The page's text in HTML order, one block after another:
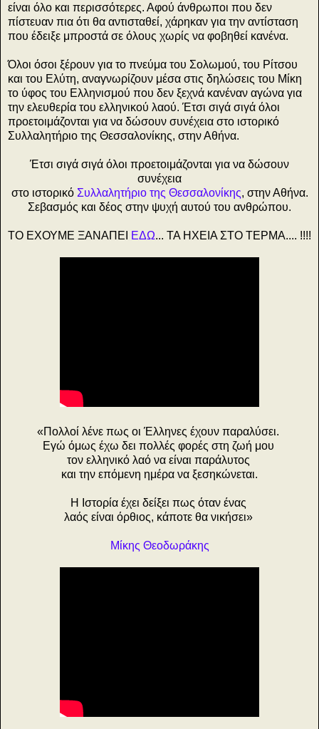
είναι όλο και περισσότερες. Αφού άνθρωποι που δεν
πίστευαν πια ότι θα αντισταθεί, χάρηκαν για την αντίσταση
που έδειξε μπροστά σε όλους χωρίς να φοβηθεί κανένα.
Όλοι όσοι ξέρουν για το πνεύμα του Σολωμού, του Ρίτσου
και του Ελύτη, αναγνωρίζουν μέσα στις δηλώσεις του Μίκη
το ύφος του Ελληνισμού που δεν ξεχνά κανέναν αγώνα για
την ελευθερία του ελληνικού λαού. Έτσι σιγά σιγά όλοι
προετοιμάζονται για να δώσουν συνέχεια στο ιστορικό
Συλλαλητήριο της Θεσσαλονίκης, στην Αθήνα.
Έτσι σιγά σιγά όλοι προετοιμάζονται για να δώσουν
συνέχεια
στο ιστορικό Συλλαλητήριο της Θεσσαλονίκης, στην Αθήνα.
Σεβασμός και δέος στην ψυχή αυτού του ανθρώπου.
ΤΟ ΕΧΟΥΜΕ ΞΑΝΑΠΕΙ ΕΔΩ... ΤΑ ΗΧΕΙΑ ΣΤΟ ΤΕΡΜΑ.... !!!!
«Πολλοί λένε πως οι Έλληνες έχουν παραλύσει.
Εγώ όμως έχω δει πολλές φορές στη ζωή μου
τον ελληνικό λαό να είναι παράλυτος
και την επόμενη ημέρα να ξεσηκώνεται.
Η Ιστορία έχει δείξει πως όταν ένας
λαός είναι όρθιος, κάποτε θα νικήσει»
Μίκης Θεοδωράκης